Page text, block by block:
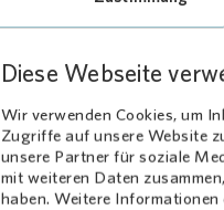
Diese Webseite
Wir verwenden Cookies, um
Zugriffe auf unsere Website
unsere Partner für soziale
mit weiteren Daten
haben. Weitere Informationen
Kai
sein,
ein